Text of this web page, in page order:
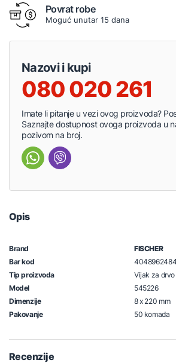
Povrat robe
Moguć unutar 15 dana
Nazovi i kupi
080 020 261
Imate li pitanje u vezi ovog proizvoda?
Saznajte dostupnost ovoga proizvoda u
pozivom na broj.
Opis
Brand
FISCHER
Bar kod
Tip proizvoda
Vijak za drvo
Model
545226
Dimenzije
8 x 220 mm
Pakovanje
50 komada
Recenzije